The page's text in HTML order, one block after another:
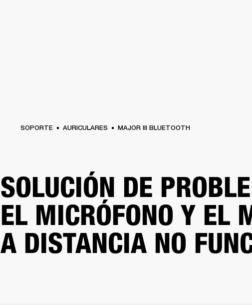
SOPORTE AURICULARES MAJOR III BLUETOOTH
SOLUCIÓN DE
EL MICRÓFONO Y EL
A DISTANCIA NO